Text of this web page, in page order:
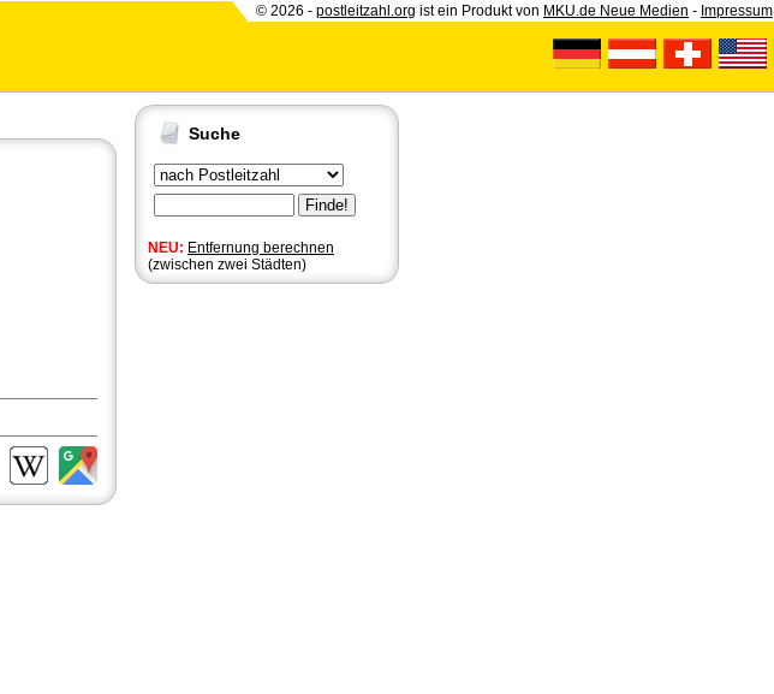
© 2026 - postleitzahl.org ist ein Produkt von MKU.de Neue Medien - Impressum
Suche
NEU: Entfernung berechnen
(zwischen zwei Städten)